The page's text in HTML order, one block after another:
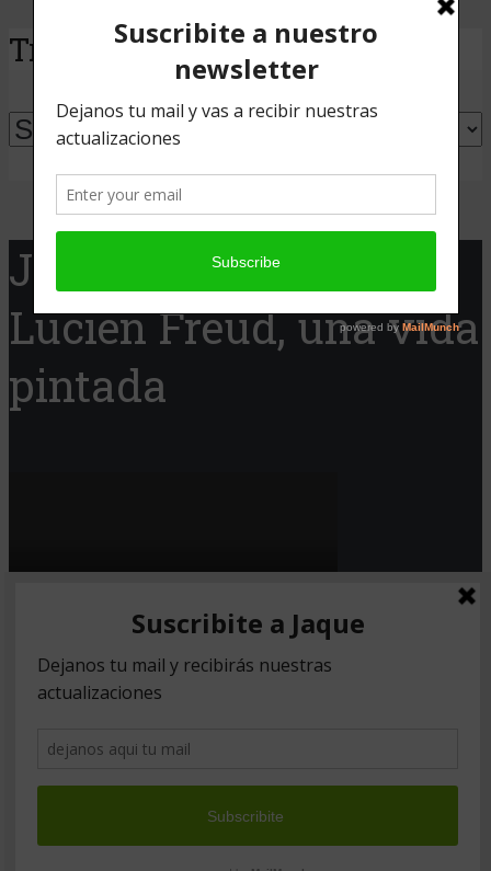
Traducir
Jaque Cine presenta:
Lucien Freud, una vida
pintada
Copyright © 2026. Created by